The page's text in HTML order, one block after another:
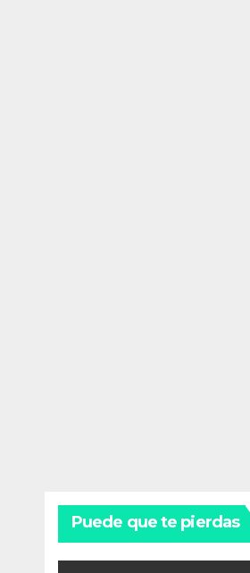
Puede que te pierdas